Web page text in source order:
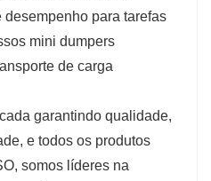
para tarefas
mini dumpers
de carga
garantindo qualidade,
e todos os produtos
somos líderes na